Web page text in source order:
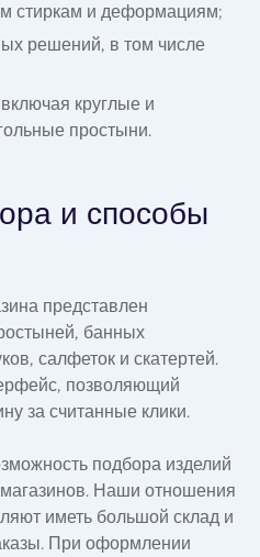
стиркам и деформациям;
решений, в том числе
круглые и
простыни.
и способы
представлен
банных
салфеток и скатертей.
позволяющий
за считанные клики.
подбора изделий
Наши отношения
иметь большой склад и
При оформлении